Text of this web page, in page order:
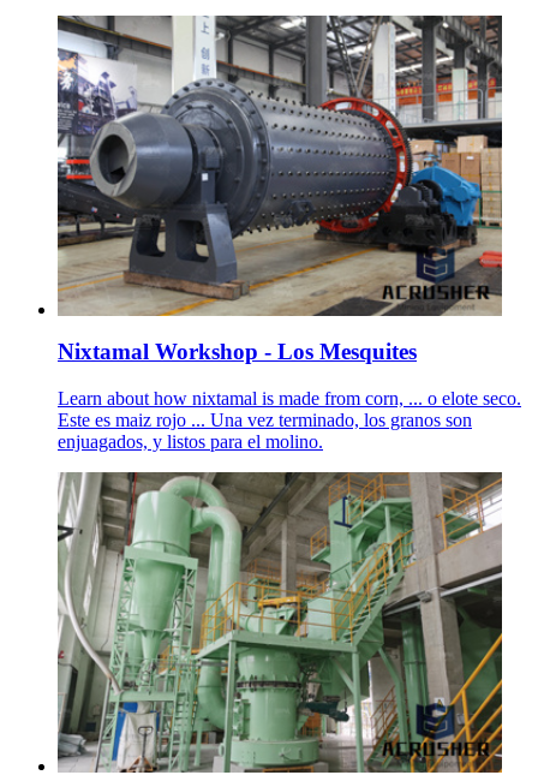
Nixtamal Workshop - Los Mesquites
Learn about how nixtamal is made from corn, ... o elote seco.
Este es maiz rojo ... Una vez terminado, los granos son
enjuagados, y listos para el molino.